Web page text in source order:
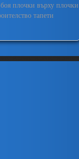
плочки върху плочки
тапети